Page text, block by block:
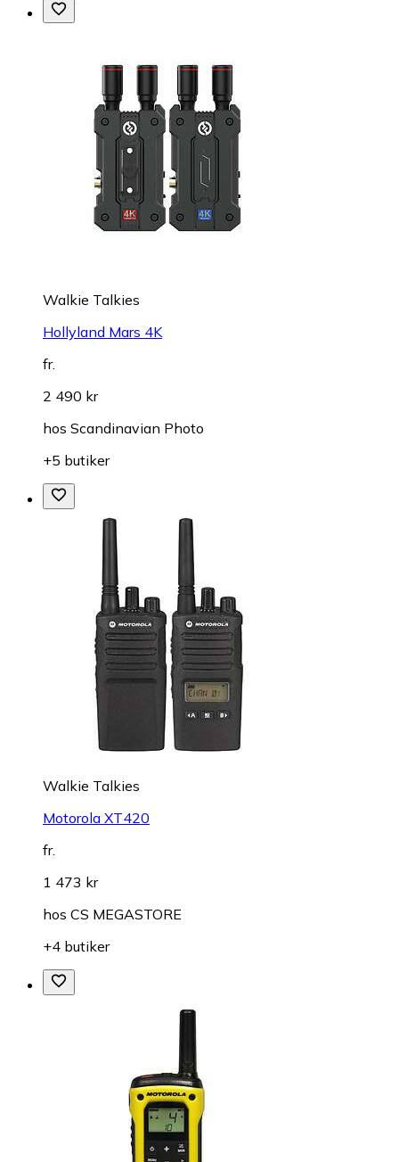
Walkie Talkies
Hollyland Mars 4K
fr.
2 490 kr
hos Scandinavian Photo
+5 butiker
Walkie Talkies
Motorola XT420
fr.
1 473 kr
hos CS MEGASTORE
+4 butiker